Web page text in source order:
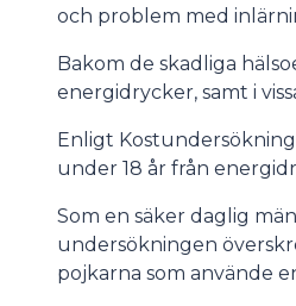
och problem med
Bakom de skadliga
energidrycker, samt i
Enligt
under 18 år från
Som en säker daglig
undersökningen
pojkarna som använde